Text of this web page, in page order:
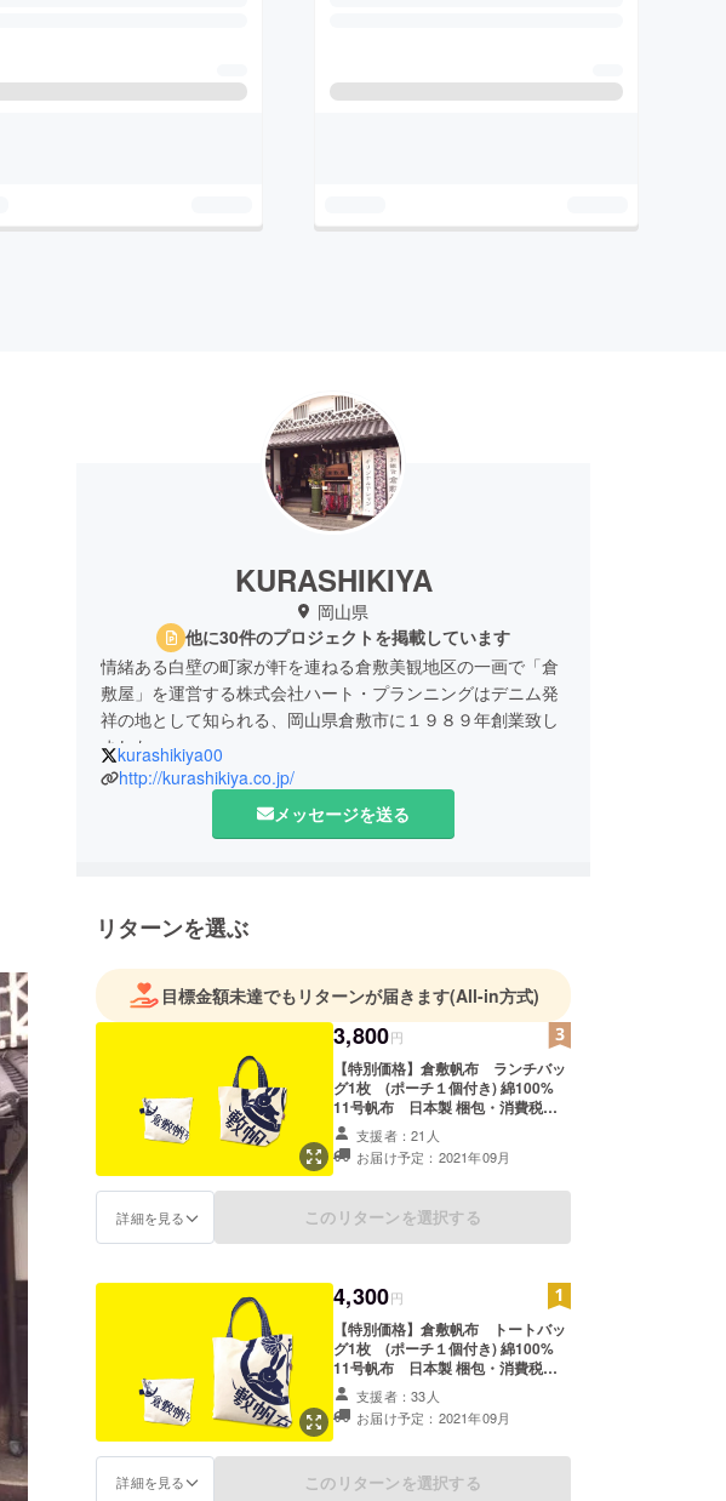
KURASHIKIYA
岡山県
他に30件のプロジェクトを掲載しています
情緒ある白壁の町家が軒を連ねる倉敷美観地区の一画で「倉
敷屋」を運営する株式会社ハート・プランニングはデニム発
祥の地として知られる、岡山県倉敷市に１９８９年創業致し
ました。
主にデニム・帆布の和雑貨、和柄Tシャツなどのオリジナル
商品を製造・販売しています。
kurashikiya00
http://kurashikiya.co.jp/
メッセージを送る
リターンを選ぶ
目標金額未達でもリターンが届きます(All-in方式)
3,800円
【特別価格】倉敷帆布 ランチバッ
グ1枚 (ポーチ１個付き) 綿100%
11号帆布 日本製 梱包・消費税・
送料等込み（1,000円） リターン商
品発送予定 8月～9月
支援者：21人
お届け予定：2021年09月
詳細を見る このリターンを選択する
4,300円
【特別価格】倉敷帆布 トートバッ
グ1枚 (ポーチ１個付き) 綿100%
11号帆布 日本製 梱包・消費税・
送料等込み（1,000円） リターン商
品発送予定 8月～9月
支援者：33人
お届け予定：2021年09月
詳細を見る このリターンを選択する